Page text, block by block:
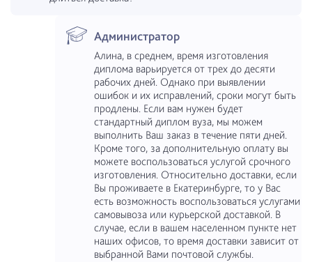
Администратор
Алина, в среднем, время изготовления
диплома варьируется от трех до десяти
рабочих дней. Однако при выявлении
ошибок и их исправлений, сроки могут быть
продлены. Если вам нужен будет
стандартный диплом вуза, мы можем
выполнить Ваш заказ в течение пяти дней.
Кроме того, за дополнительную оплату вы
можете воспользоваться услугой срочного
изготовления. Относительно доставки, если
Вы проживаете в Екатеринбурге, то у Вас
есть возможность воспользоваться услугами
самовывоза или курьерской доставкой. В
случае, если в вашем населенном пункте нет
наших офисов, то время доставки зависит от
выбранной Вами почтовой службы.